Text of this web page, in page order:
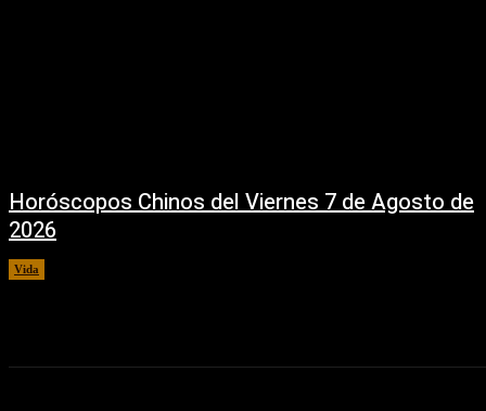
Horóscopos Chinos del Viernes 7 de Agosto de
2026
Vida